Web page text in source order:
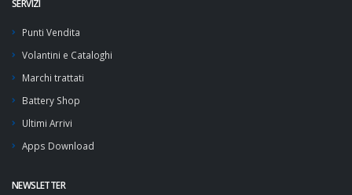
SERVIZI
Punti Vendita
Volantini e Cataloghi
Marchi trattati
Battery Shop
Ultimi Arrivi
Apps Download
NEWSLETTER